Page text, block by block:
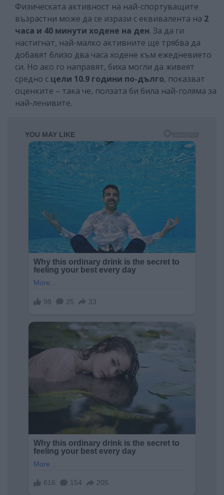
Физическата активност на най-спортуващите
възрастни може да се изрази с еквивалента на 2
часа и 40 минути ходене на ден. За да ги
настигнат, най-малко активните ще трябва да
добавят близо два часа ходене към ежедневието
си. Но ако го направят, биха могли да живеят
средно с цели 10.9 години по-дълго, показват
оценките – така че, ползата би била най-голяма за
най-ленивите.